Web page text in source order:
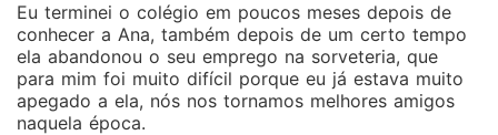
Eu terminei o colégio em poucos meses depois de
conhecer a Ana, também depois de um certo tempo
ela abandonou o seu emprego na sorveteria, que
para mim foi muito difícil porque eu já estava muito
apegado a ela, nós nos tornamos melhores amigos
naquela época.